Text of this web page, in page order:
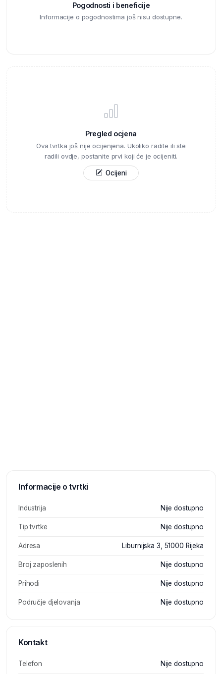
Pogodnosti i beneficije
Informacije o pogodnostima još nisu dostupne.
Pregled ocjena
Ova tvrtka još nije ocijenjena. Ukoliko radite ili ste
radili ovdje, postanite prvi koji će je ocijeniti.
Ocijeni
Informacije o tvrtki
Industrija Nije dostupno
Tip tvrtke Nije dostupno
Adresa Liburnijska 3, 51000 Rijeka
Broj zaposlenih Nije dostupno
Prihodi Nije dostupno
Područje djelovanja Nije dostupno
Kontakt
Telefon Nije dostupno